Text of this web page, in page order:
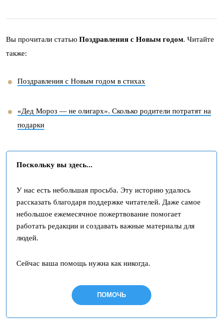
Вы прочитали статью Поздравления с Новым годом. Читайте
также:
Поздравления с Новым годом в стихах
«Дед Мороз — не олигарх». Сколько родители потратят на
подарки
Поскольку вы здесь...
У нас есть небольшая просьба. Эту историю удалось
рассказать благодаря поддержке читателей. Даже самое
небольшое ежемесячное пожертвование помогает
работать редакции и создавать важные материалы для
людей.
Сейчас ваша помощь нужна как никогда.
ПОМОЧЬ